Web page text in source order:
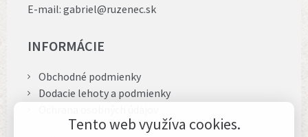
E-mail: gabriel@ruzenec.sk
INFORMÁCIE
Obchodné podmienky
Dodacie lehoty a podmienky
Tento web využíva cookies.